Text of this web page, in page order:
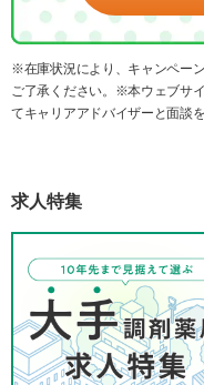
※在庫状況により、キャンペー
ご了承ください。※本ウェブサ
てキャリアアドバイザーと面談
求人特集